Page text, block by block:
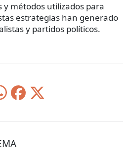
y métodos utilizados para
estrategias han generado
y partidos políticos.